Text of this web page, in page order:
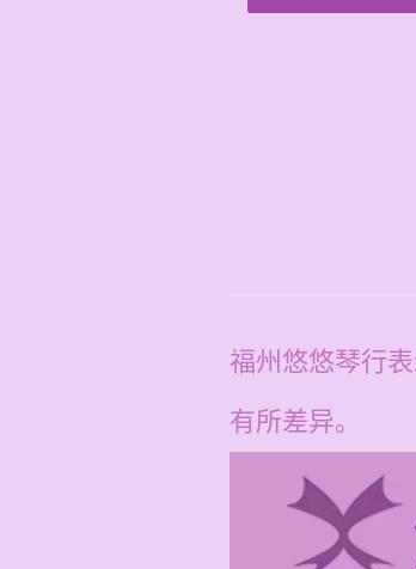
福州悠悠琴行
有所差异。